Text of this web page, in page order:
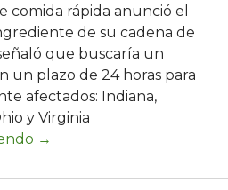
comida rápida anunció el
de su cadena de
que buscaría un
un plazo de 24 horas para
afectados: Indiana,
y Virginia